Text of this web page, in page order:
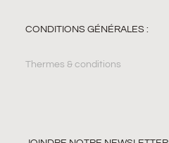
CONDITIONS GÉNÉRALES :
Thermes & conditions